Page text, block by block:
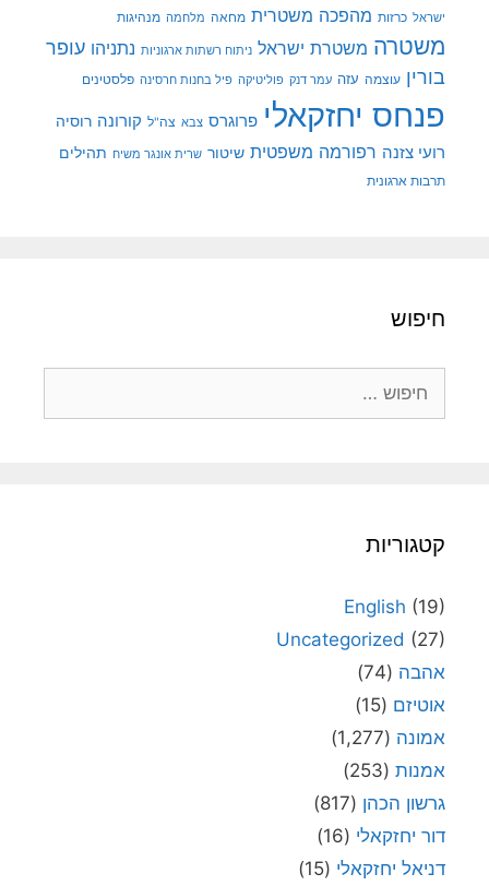
ישראל כרזות מהפכה משטרית מחאה מלחמה מנהיגות
משטרה משטרת ישראל ניתוח רשתות ארגוניות נתניהו עופר
בורין עוצמה עזה עמר דנק פוליטיקה פיל בחנות חרסינה פלסטינים
פנחס יחזקאלי פרוגרס צבא צה"ל קורונה רוסיה
רועי צזנה רפורמה משפטית שיטור שרית אונגר משיח תהילים
תרבות ארגונית
חיפוש
קטגוריות
English (19)
Uncategorized (27)
אהבה (74)
אוטיזם (15)
אמונה (1,277)
אמנות (253)
גרשון הכהן (817)
דור יחזקאלי (16)
דניאל יחזקאלי (15)